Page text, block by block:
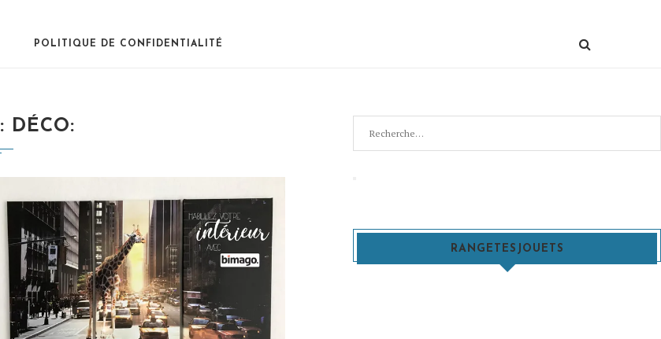
POLITIQUE DE CONFIDENTIALITÉ
DÉCO
pour
:
RANGETESJOUETS